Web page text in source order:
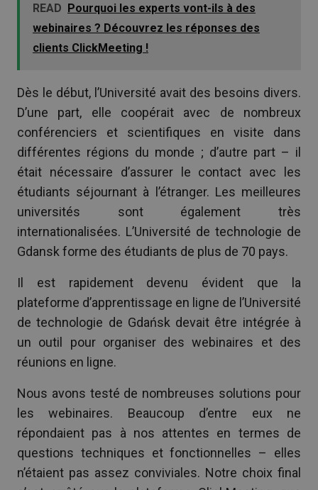
READ Pourquoi les experts vont-ils à des
webinaires ? Découvrez les réponses des
clients ClickMeeting !
Dès le début, l’Université avait des besoins divers.
D’une part, elle coopérait avec de nombreux
conférenciers et scientifiques en visite dans
différentes régions du monde ; d’autre part – il
était nécessaire d’assurer le contact avec les
étudiants séjournant à l’étranger. Les meilleures
universités sont également très
internationalisées. L’Université de technologie de
Gdansk forme des étudiants de plus de 70 pays.
Il est rapidement devenu évident que la
plateforme d’apprentissage en ligne de l’Université
de technologie de Gdańsk devait être intégrée à
un outil pour organiser des webinaires et des
réunions en ligne.
Nous avons testé de nombreuses solutions pour
les webinaires. Beaucoup d’entre eux ne
répondaient pas à nos attentes en termes de
questions techniques et fonctionnelles – elles
n’étaient pas assez conviviales. Notre choix final